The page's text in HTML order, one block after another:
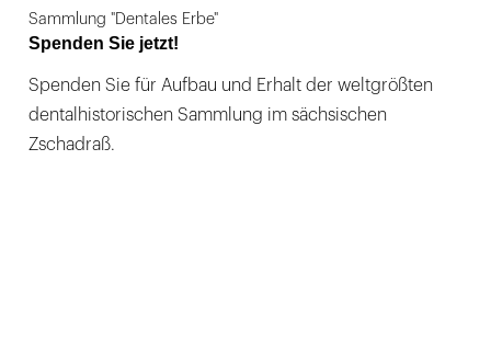
Sammlung "Dentales Erbe"
Spenden Sie jetzt!
Spenden Sie für Aufbau und Erhalt der weltgrößten
dentalhistorischen Sammlung im sächsischen
Zschadraß.